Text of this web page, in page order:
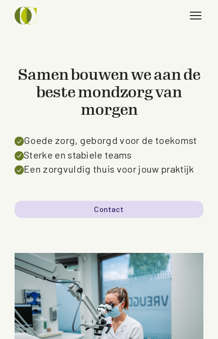
Samen bouwen we aan de
beste mondzorg van
morgen
Goede zorg, geborgd voor de toekomst
Sterke en stabiele teams
Een zorgvuldig thuis voor jouw praktijk
Contact